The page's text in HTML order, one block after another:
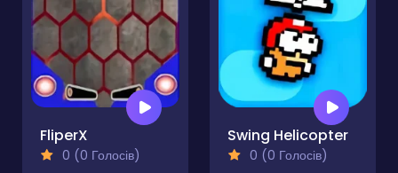
FliperX
0 (0 Голосів)
Swing Helicopter
0 (0 Голосів)